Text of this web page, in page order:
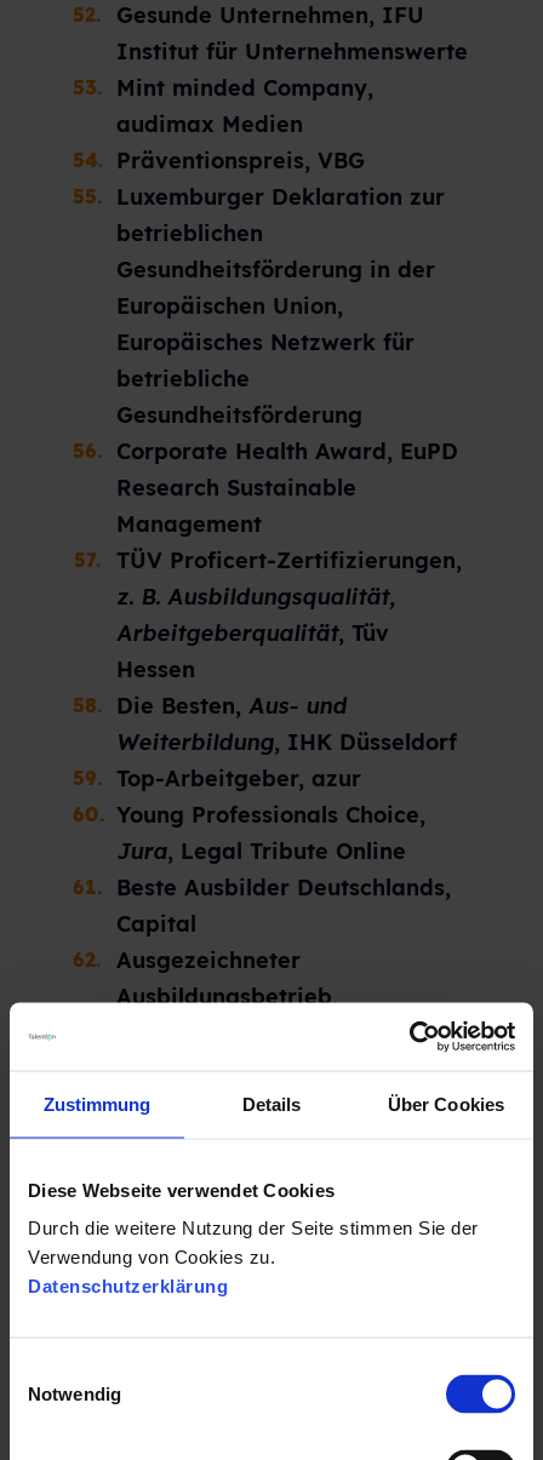
Zustimmung Details Über Cookies
Diese Webseite verwendet Cookies
Durch die weitere Nutzung der Seite stimmen Sie der
Verwendung von Cookies zu.
Datenschutzerklärung
Notwendig
Gesunde Unternehmen, IFU
Institut für Unternehmenswerte
Mint minded Company,
audimax Medien
Präventionspreis, VBG
Luxemburger Deklaration zur
betrieblichen
Gesundheitsförderung in der
Europäischen Union,
Europäisches Netzwerk für
betriebliche
Gesundheitsförderung
Corporate Health Award, EuPD
Research Sustainable
Management
TÜV Proficert-Zertifizierungen,
z. B. Ausbildungsqualität,
Arbeitgeberqualität, Tüv
Hessen
Die Besten, Aus- und
Weiterbildung, IHK Düsseldorf
Top-Arbeitgeber, azur
Young Professionals Choice,
Jura, Legal Tribute Online
Beste Ausbilder Deutschlands,
Capital
Ausgezeichneter
Ausbildungsbetrieb,
Familienunternehmen, Der
Entrepreneurs Club
Familienfreundliches ME-
Unternehmen NRW, Metall NRW
Prädikat familienbewusstes
Unternehmen, Bildungswerk
Frauen Karriere index, Frauen-